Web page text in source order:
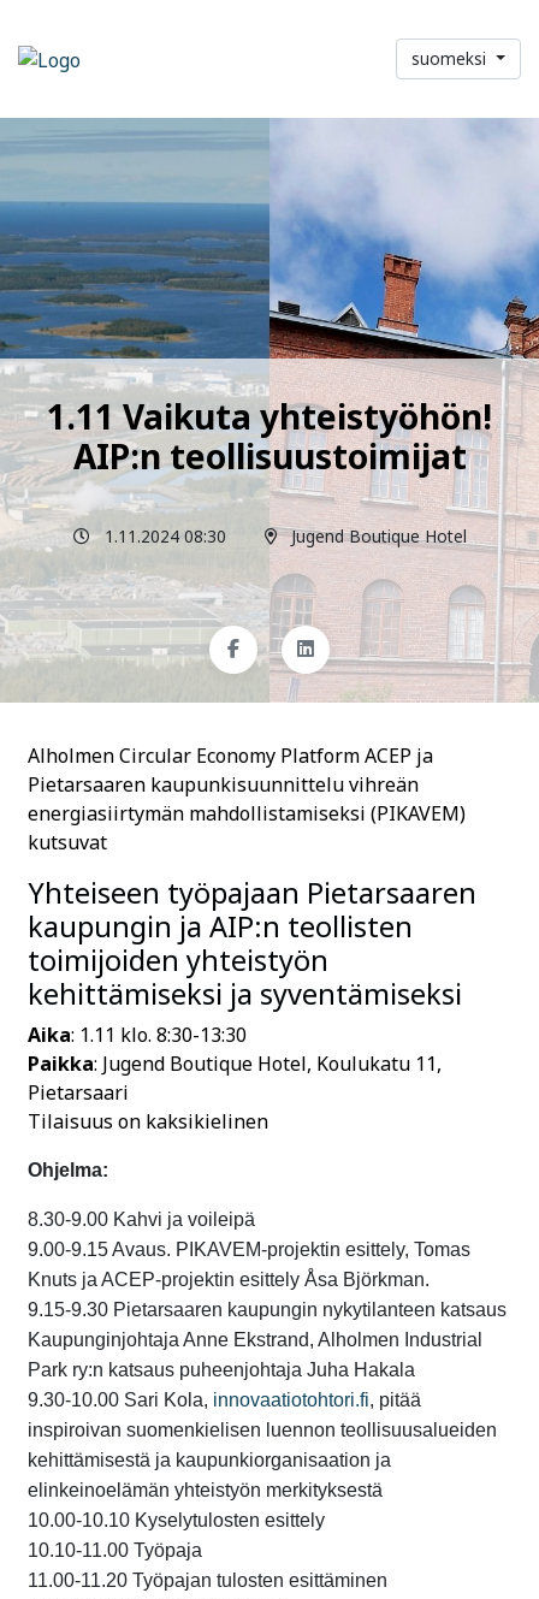
suomeksi
1.11 Vaikuta yhteistyöhön!
AIP:n teollisuustoimijat
1.11.2024 08:30 Jugend Boutique Hotel
Alholmen Circular Economy Platform ACEP ja
Pietarsaaren kaupunkisuunnittelu vihreän
energiasiirtymän mahdollistamiseksi (PIKAVEM)
kutsuvat
Yhteiseen työpajaan Pietarsaaren
kaupungin ja AIP:n teollisten
toimijoiden yhteistyön
kehittämiseksi ja syventämiseksi
Aika: 1.11 klo. 8:30-13:30
Paikka: Jugend Boutique Hotel, Koulukatu 11,
Pietarsaari
Tilaisuus on kaksikielinen
Ohjelma:
8.30-9.00 Kahvi ja voileipä
9.00-9.15 Avaus. PIKAVEM-projektin esittely, Tomas
Knuts ja ACEP-projektin esittely Åsa Björkman.
9.15-9.30 Pietarsaaren kaupungin nykytilanteen katsaus
Kaupunginjohtaja Anne Ekstrand, Alholmen Industrial
Park ry:n katsaus puheenjohtaja Juha Hakala
9.30-10.00 Sari Kola, innovaatiotohtori.fi, pitää
inspiroivan suomenkielisen luennon teollisuusalueiden
kehittämisestä ja kaupunkiorganisaation ja
elinkeinoelämän yhteistyön merkityksestä
10.00-10.10 Kyselytulosten esittely
10.10-11.00 Työpaja
11.00-11.20 Työpajan tulosten esittäminen